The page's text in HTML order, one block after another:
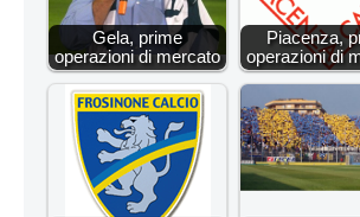
Gela, prime
operazioni di mercato
Piacenza,
operazioni di